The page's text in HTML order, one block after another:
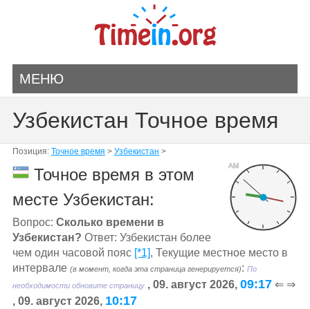
МЕНЮ
Узбекистан Точное время
Позиция: Точное время > Узбекистан >
AM
Точное время в этом
месте Узбекистан:
Вопрос: Сколько времени в
Узбекистан? Ответ: Узбекистан более
чем один часовой пояс [*1], Текущие местное место в
интервале (в момент, когда эта страница генерируется): По
необходимости обновите страницу , 09. август 2026, 09:17 ⇐ ⇒
, 09. август 2026, 10:17